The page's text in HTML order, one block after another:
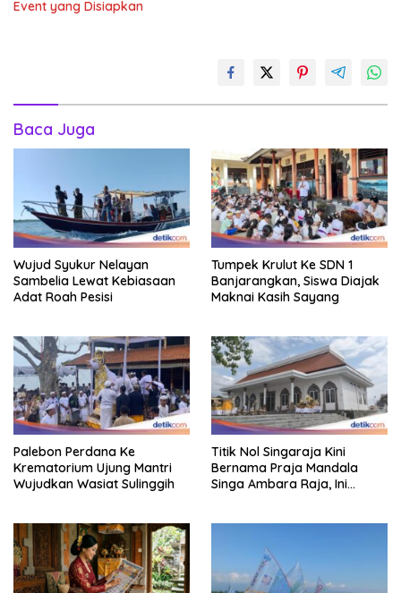
Event yang Disiapkan
Baca Juga
Wujud Syukur Nelayan
Sambelia Lewat Kebiasaan
Adat Roah Pesisi
Tumpek Krulut Ke SDN 1
Banjarangkan, Siswa Diajak
Maknai Kasih Sayang
Palebon Perdana Ke
Krematorium Ujung Mantri
Wujudkan Wasiat Sulinggih
Titik Nol Singaraja Kini
Bernama Praja Mandala
Singa Ambara Raja, Ini